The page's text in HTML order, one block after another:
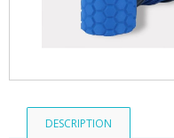
DESCRIPTION